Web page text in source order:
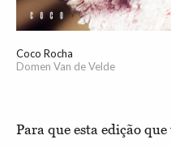
Coco Rocha
Domen Van de Velde
Para que esta edição